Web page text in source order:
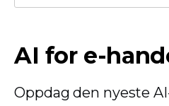
AI for e-
Oppdag den nyeste